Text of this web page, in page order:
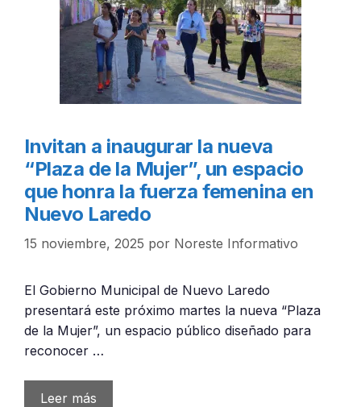
Invitan a inaugurar la nueva
“Plaza de la Mujer”, un espacio
que honra la fuerza femenina en
Nuevo Laredo
15 noviembre, 2025 por Noreste Informativo
El Gobierno Municipal de Nuevo Laredo
presentará este próximo martes la nueva “Plaza
de la Mujer”, un espacio público diseñado para
reconocer …
Leer más